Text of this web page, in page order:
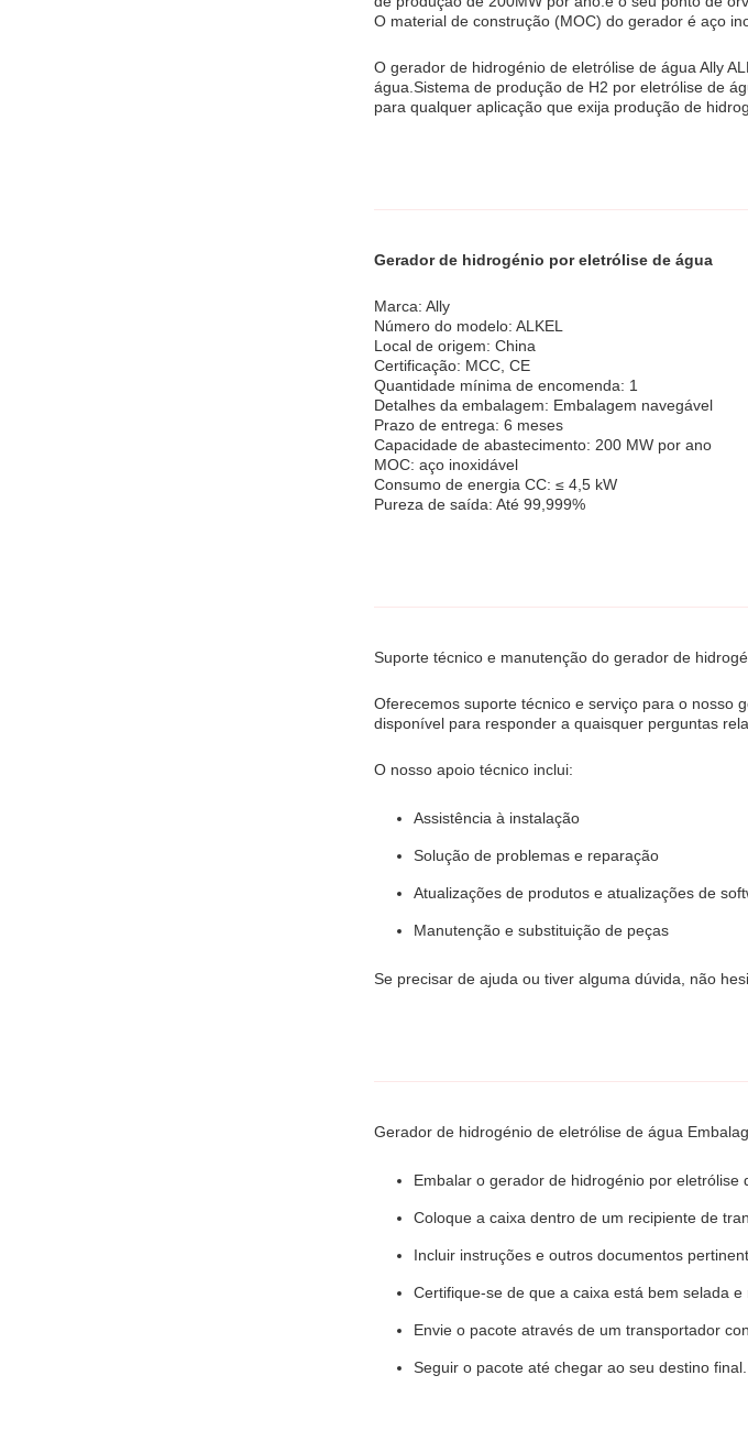
O material de construção (MOC) do gerador é aço
O gerador de hidrogénio de eletrólise de água Ally
água.Sistema de produção de H2 por eletrólise de
para qualquer aplicação que exija produção de
Gerador de hidrogénio por eletrólise de água
Marca: Ally
Número do modelo: ALKEL
Local de origem: China
Certificação: MCC, CE
Quantidade mínima de encomenda: 1
Detalhes da embalagem: Embalagem navegável
Prazo de entrega: 6 meses
Capacidade de abastecimento: 200 MW por ano
MOC: aço inoxidável
Consumo de energia CC: ≤ 4,5 kW
Pureza de saída: Até 99,999%
Suporte técnico e manutenção do gerador de
Oferecemos suporte técnico e serviço para o nosso
disponível para responder a quaisquer perguntas
O nosso apoio técnico inclui:
Assistência à instalação
Solução de problemas e reparação
Atualizações de produtos e atualizações de
Manutenção e substituição de peças
Se precisar de ajuda ou tiver alguma dúvida, não
Gerador de hidrogénio de eletrólise de água
Embalar o gerador de hidrogénio por eletrólise
Coloque a caixa dentro de um recipiente de
Incluir instruções e outros documentos
Certifique-se de que a caixa está bem selada e
Envie o pacote através de um transportador
Seguir o pacote até chegar ao seu destino final.